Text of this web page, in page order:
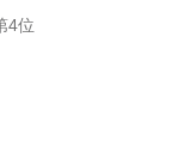
4位